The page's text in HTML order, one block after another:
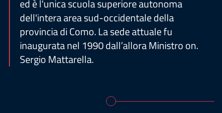
ed è l'unica scuola superiore autonoma
dell'intera area sud-occidentale della
provincia di Como. La sede attuale fu
inaugurata nel 1990 dall’allora Ministro on.
Sergio Mattarella.